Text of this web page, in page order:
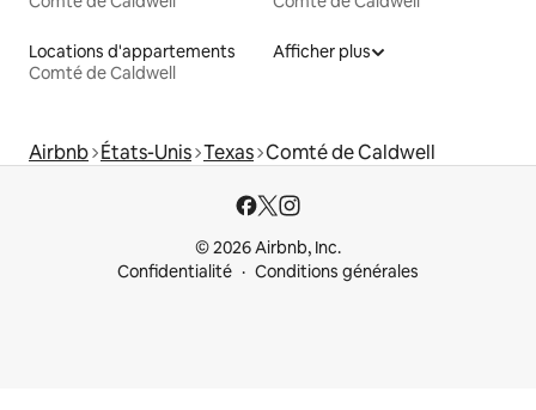
Locations d'appartements
Comté de Caldwell
Afficher plus
Airbnb États-Unis Texas Comté de Caldwell
© 2026 Airbnb, Inc.
Confidentialité
Conditions générales